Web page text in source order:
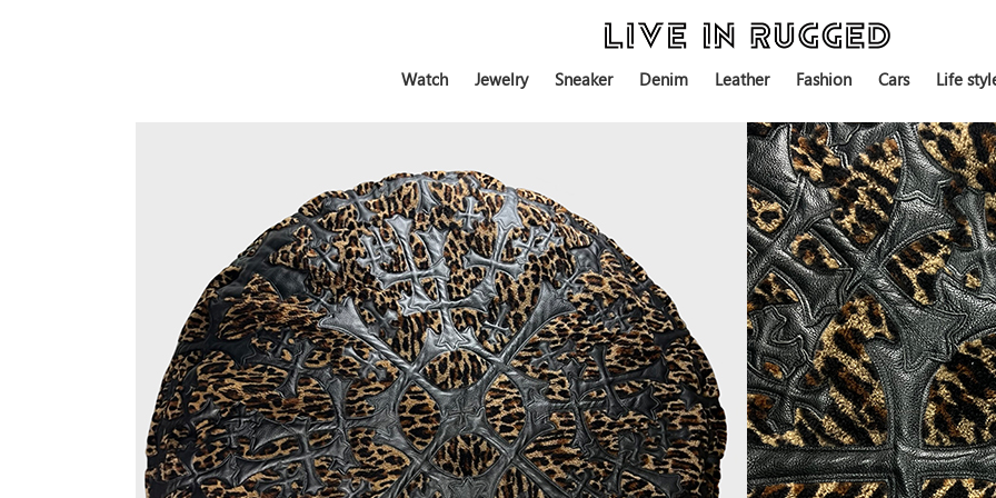
Watch Jewelry Sneaker Denim Leather Fashion Cars Life